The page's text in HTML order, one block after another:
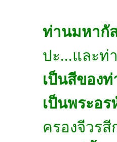
ท่านมหากั
ปะ...และท่
เป็นสีของ
เป็นพระอ
ครองจีวรสี